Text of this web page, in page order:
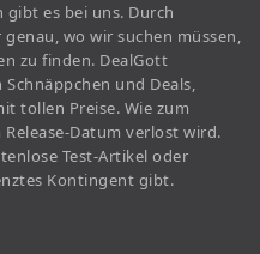
gibt es bei uns. Durch
wo wir suchen müssen,
zu finden. DealGott
und Deals,
tollen Preise. Wie zum
Datum verlost wird.
Test-Artikel oder
Kontingent gibt.